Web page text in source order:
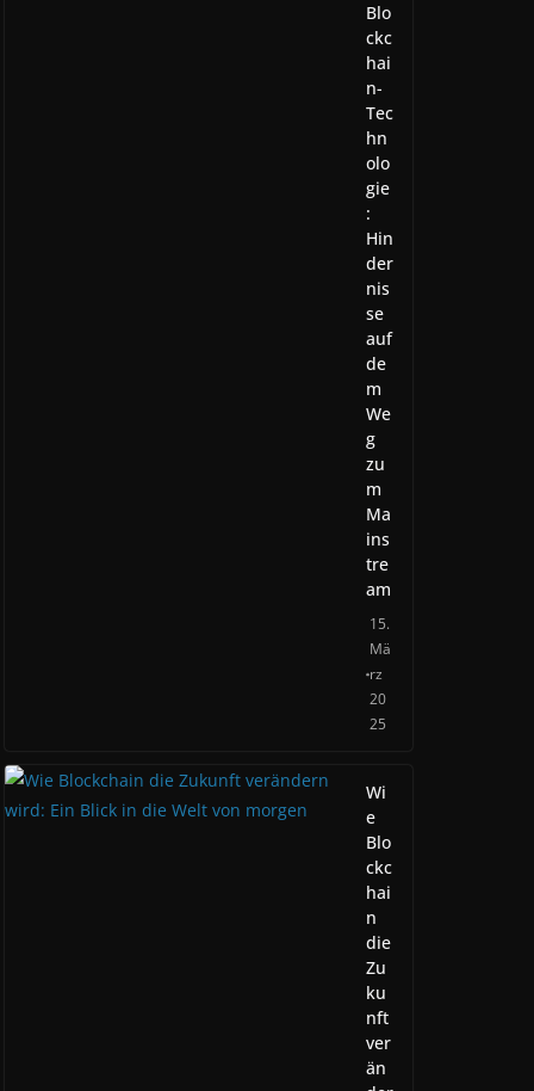
Blo
ckc
hai
n-
Tec
hn
olo
gie
:
Hin
der
nis
se
auf
de
m
We
g
zu
m
Ma
ins
tre
am
15.
Mä
rz
20
25
Wi
e
Blo
ckc
hai
n
die
Zu
ku
nft
ver
än